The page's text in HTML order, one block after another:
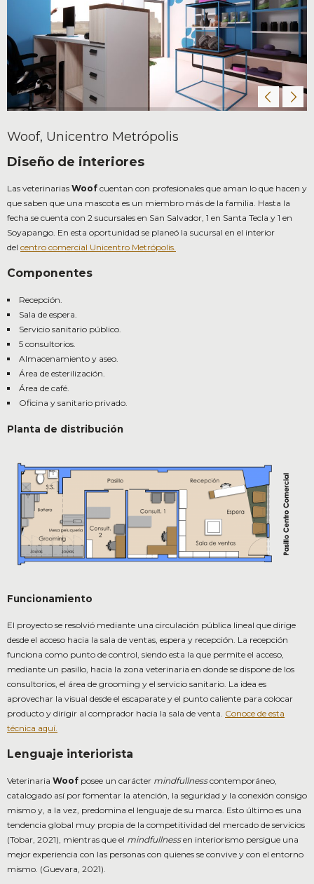
Woof, Unicentro Metrópolis
Diseño de interiores
Las veterinarias Woof cuentan con profesionales que aman lo que hacen y
que saben que una mascota es un miembro más de la familia. Hasta la
fecha se cuenta con 2 sucursales en San Salvador, 1 en Santa Tecla y 1 en
Soyapango. En esta oportunidad se planeó la sucursal en el interior
del centro comercial Unicentro Metrópolis.
Componentes
Recepción.
Sala de espera.
Servicio sanitario público.
5 consultorios.
Almacenamiento y aseo.
Área de esterilización.
Área de café.
Oficina y sanitario privado.
Planta de distribución
Funcionamiento
El proyecto se resolvió mediante una circulación pública lineal que dirige
desde el acceso hacia la sala de ventas, espera y recepción. La recepción
funciona como punto de control, siendo esta la que permite el acceso,
mediante un pasillo, hacia la zona veterinaria en donde se dispone de los
consultorios, el área de grooming y el servicio sanitario. La idea es
aprovechar la visual desde el escaparate y el punto caliente para colocar
producto y dirigir al comprador hacia la sala de venta. Conoce de esta
técnica aquí.
Lenguaje interiorista
Veterinaria Woof posee un carácter mindfullnesscontemporáneo,
catalogado así por fomentar la atención, la seguridad y la conexión consigo
mismo y, a la vez, predomina el lenguaje de su marca. Esto último es una
tendencia global muy propia de la competitividad del mercado de servicios
(Tobar, 2021), mientras que el mindfullnessen interiorismo persigue una
mejor experiencia con las personas con quienes se convive y con el entorno
mismo. (Guevara, 2021).